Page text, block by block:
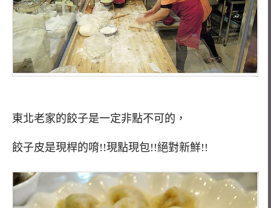
東北老家的餃子是一定非點不可的，
餃子皮是現桿的唷!!現點現包!!絕對新鮮!!